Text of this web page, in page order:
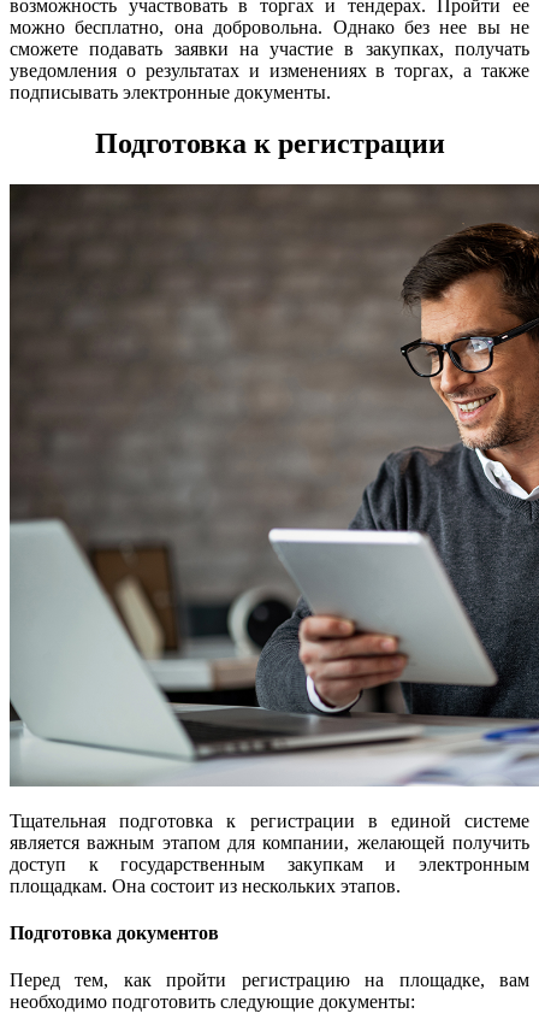
возможность участвовать в торгах и тендерах. Пройти ее
можно бесплатно, она добровольна. Однако без нее вы не
сможете подавать заявки на участие в закупках, получать
уведомления о результатах и изменениях в торгах, а также
подписывать электронные документы.
Подготовка к регистрации
Тщательная подготовка к регистрации в единой системе
является важным этапом для компании, желающей получить
доступ к государственным закупкам и электронным
площадкам. Она состоит из нескольких этапов.
Подготовка документов
Перед тем, как пройти регистрацию на площадке, вам
необходимо подготовить следующие документы: